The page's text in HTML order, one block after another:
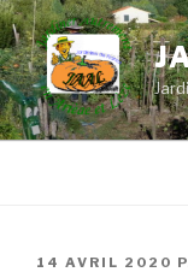
Aller
au
contenu
principal
PUBLIÉ
14 AVRIL 2020